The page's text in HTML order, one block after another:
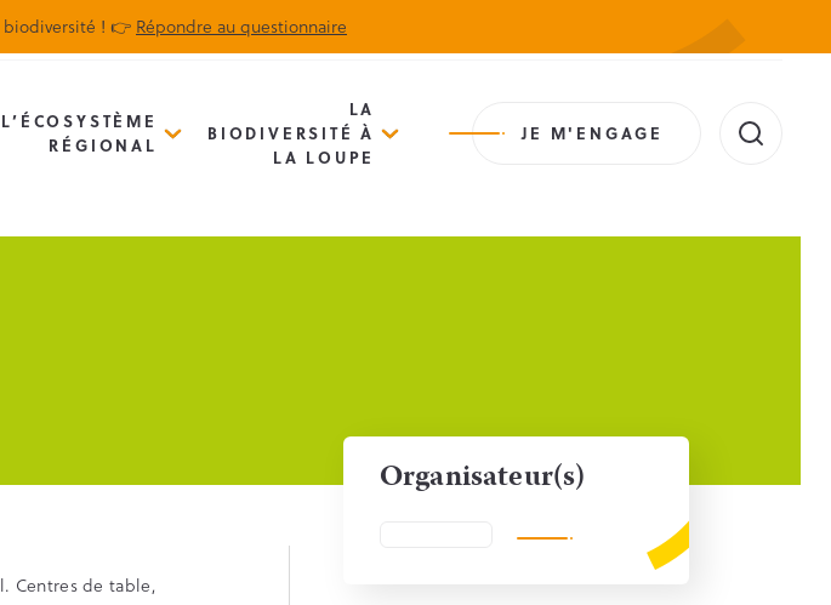
biodiversité ! 👉 Répondre au questionnaire
Biodiv’Map Newsletter Actualités
L’ÉCOSYSTÈME
RÉGIONAL
LA
BIODIVERSITÉ À
LA LOUPE
JE M'ENGAGE
Centres de table,
Organisateur(s)